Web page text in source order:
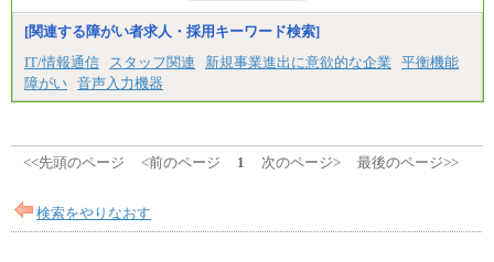
※試用期間中の給与に変更はありません。
ます。
[関連する障がい者求人・採用キーワード検索]
IT/情報通信
スタッフ関連 新規事業進出に意欲的な企業
平衡機能
障がい 音声入力機器
<<先頭のページ <前のページ 1 次のページ> 最後のページ>>
検索をやりなおす